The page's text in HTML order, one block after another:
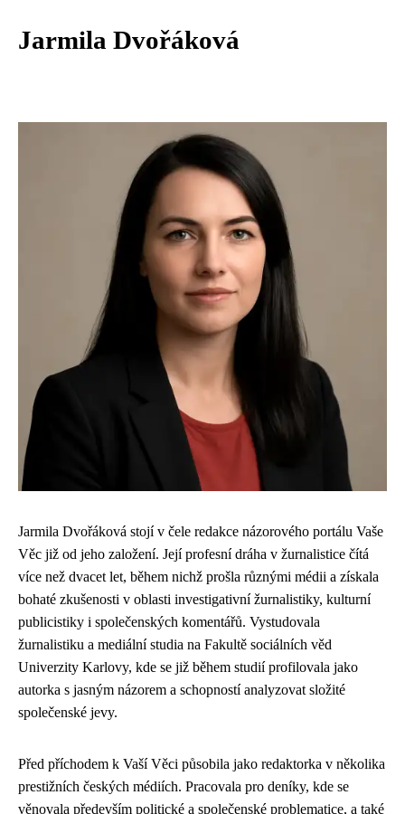
Jarmila Dvořáková
Jarmila Dvořáková stojí v čele redakce názorového portálu Vaše
Věc již od jeho založení. Její profesní dráha v žurnalistice čítá
více než dvacet let, během nichž prošla různými médii a získala
bohaté zkušenosti v oblasti investigativní žurnalistiky, kulturní
publicistiky i společenských komentářů. Vystudovala
žurnalistiku a mediální studia na Fakultě sociálních věd
Univerzity Karlovy, kde se již během studií profilovala jako
autorka s jasným názorem a schopností analyzovat složité
společenské jevy.
Před příchodem k Vaší Věci působila jako redaktorka v několika
prestižních českých médiích. Pracovala pro deníky, kde se
věnovala především politické a společenské problematice, a také